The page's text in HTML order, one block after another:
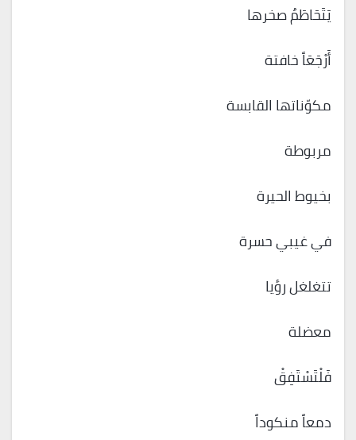
يَتَحَاطَمُ صخرها
أَرْجَعَاً خافتة
مكوّناتها القابسة
مربوطة
بخيوط الحيرة
في غيبي حسرة
تتغلغل رؤيا
معضلة
فَلْتَسْتَفِقْ
دمعاً منكوداً